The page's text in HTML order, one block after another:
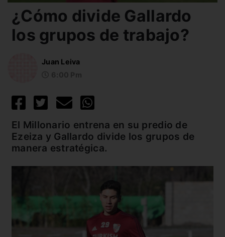
¿Cómo divide Gallardo
los grupos de trabajo?
Juan Leiva
El Millonario entrena en su predio de
Ezeiza y Gallardo divide los grupos de
manera estratégica.